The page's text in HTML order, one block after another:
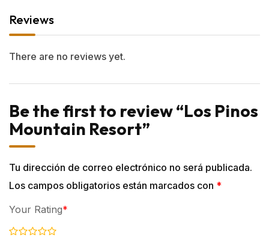
Reviews
There are no reviews yet.
Be the first to review “Los Pinos
Mountain Resort”
Tu dirección de correo electrónico no será publicada.
Los campos obligatorios están marcados con *
Your Rating*